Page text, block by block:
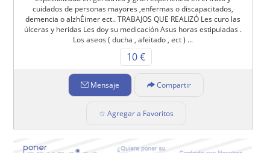
cuidados de personas mayores ,enfermas o discapacitados,
demencia o alzhÉimer ect.. TRABAJOS QUE REALIZÓ Les curo las
úlceras y heridas Les doy su medicación Asus horas estipuladas .
Los aseos ( ducha , afeitado , ect ) ...
10 €
Mensaje Compartir
☆ Agregar a Favoritos